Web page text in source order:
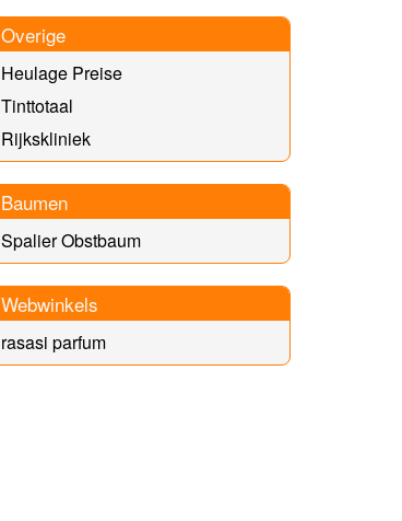
Overige
Heulage Preise
Tinttotaal
Rijkskliniek
Baumen
Spalier Obstbaum
Webwinkels
rasasi parfum